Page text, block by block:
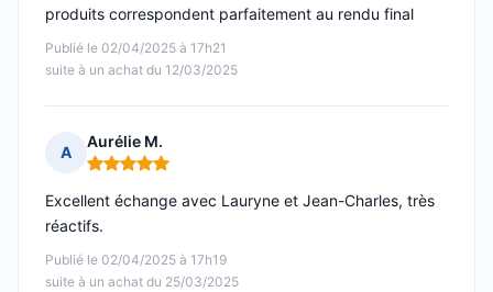
Publié le 02/04/2025 à 17h21
suite à un achat du 12/03/2025
produits correspondent parfaitement au rendu final
A
Aurélie M.
Note : 5 sur 5
Publié le 02/04/2025 à 17h19
suite à un achat du 25/03/2025
Excellent échange avec Lauryne et Jean-Charles, très
réactifs.